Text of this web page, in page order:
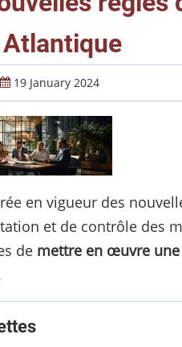
un
véritable
changement
de
paradigme
19 January 2024
en vigueur des
et de contrôle des
de mettre en œuvre